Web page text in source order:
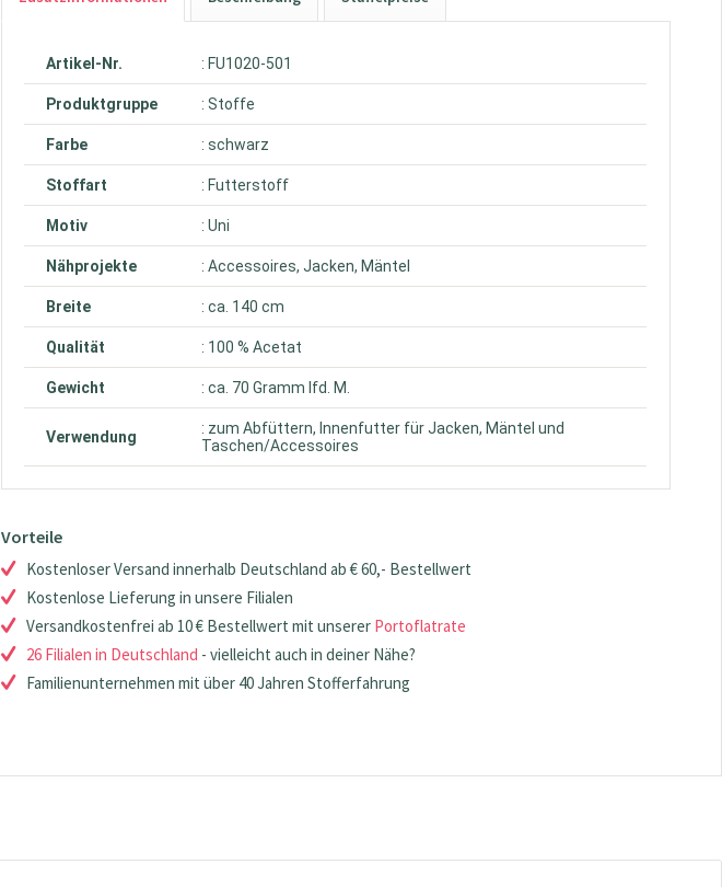
Artikel-Nr. : FU1020-501
Produktgruppe : Stoffe
Farbe : schwarz
Stoffart : Futterstoff
Motiv : Uni
Nähprojekte : Accessoires, Jacken, Mäntel
Breite : ca. 140 cm
Qualität : 100 % Acetat
Gewicht : ca. 70 Gramm lfd. M.
Verwendung
: zum Abfüttern, Innenfutter für Jacken, Mäntel und
Taschen/Accessoires
Vorteile
Kostenloser Versand innerhalb Deutschland ab € 60,- Bestellwert
Kostenlose Lieferung in unsere Filialen
Versandkostenfrei ab 10 € Bestellwert mit unserer Portoflatrate
26 Filialen in Deutschland - vielleicht auch in deiner Nähe?
Familienunternehmen mit über 40 Jahren Stofferfahrung